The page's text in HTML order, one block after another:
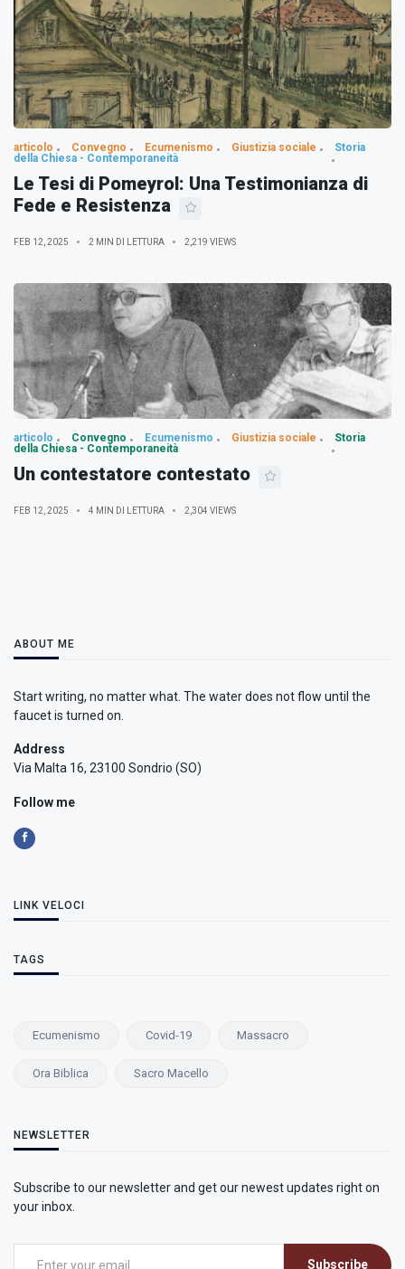
articolo Convegno Ecumenismo Giustizia sociale
Storia
della Chiesa - Contemporaneità
Le Tesi di Pomeyrol: Una Testimonianza di
Fede e Resistenza
FEB 12, 2025 2 MIN DI LETTURA 2,219 VIEWS
articolo Convegno Ecumenismo Giustizia sociale
Storia
della Chiesa - Contemporaneità
Un contestatore contestato
FEB 12, 2025 4 MIN DI LETTURA 2,304 VIEWS
ABOUT ME
Start writing, no matter what. The water does not flow until the
faucet is turned on.
Address
Via Malta 16, 23100 Sondrio (SO)
Follow me
LINK VELOCI
TAGS
Ecumenismo Covid-19 Massacro
Ora Biblica Sacro Macello
NEWSLETTER
Subscribe to our newsletter and get our newest updates right on
your inbox.
Subscribe